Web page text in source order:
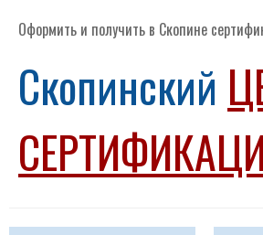
Оформить и получить в Скопине
Скопинский